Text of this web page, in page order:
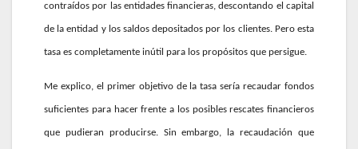
contraídos por las entidades financieras, descontando el capital
de la entidad y los saldos depositados por los clientes. Pero esta
tasa es completamente inútil para los propósitos que persigue.
Me explico, el primer objetivo de la tasa sería recaudar fondos
suficientes para hacer frente a los posibles rescates financieros
que pudieran producirse. Sin embargo, la recaudación que